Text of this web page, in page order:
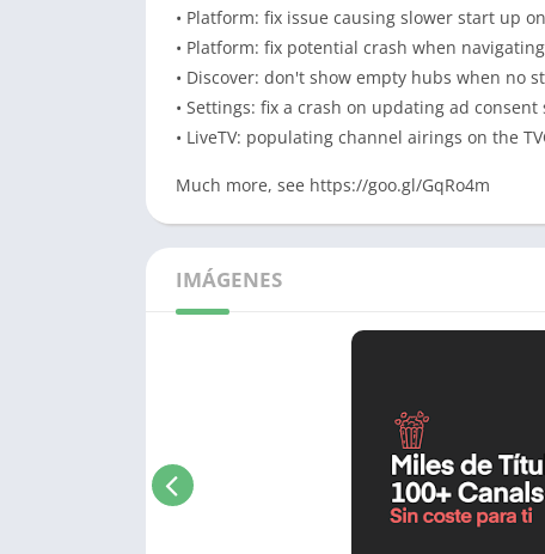
• Platform: fix issue causing slower start up
• Platform: fix potential crash when
• Discover: don't show empty hubs when no
• Settings: fix a crash on updating ad consent
• LiveTV: populating channel airings on the
Much more, see https://goo.gl/GqRo4m
IMÁGENES